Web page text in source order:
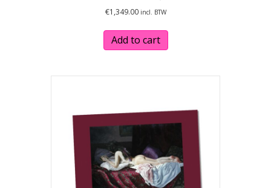
€1,349.00 incl. BTW
Add to cart